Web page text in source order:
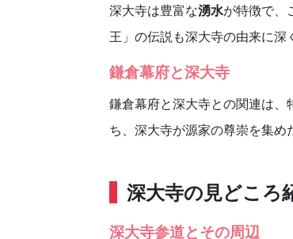
深大寺は豊富な湧水が特徴で、
王」の伝説も深大寺の由来に深
鎌倉幕府と深大寺
鎌倉幕府と深大寺との関連は
ち、深大寺が源家の尊崇を集め
深大寺の見どころ
深大寺参道とその周辺